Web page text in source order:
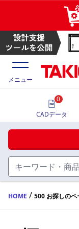
ハンド
FA・A
蝶番・
価格一覧
製品カタロ
メニュー
0
CADデータ
HOME / 500 お探しのペ